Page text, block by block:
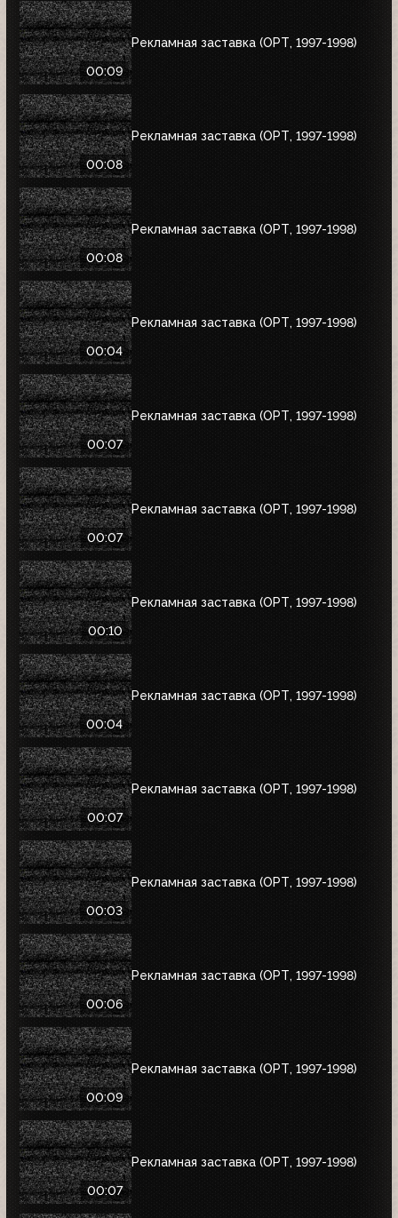
00:09
Рекламная заставка (ОРТ, 1997-1998)
00:08
Рекламная заставка (ОРТ, 1997-1998)
00:08
Рекламная заставка (ОРТ, 1997-1998)
00:04
Рекламная заставка (ОРТ, 1997-1998)
00:07
Рекламная заставка (ОРТ, 1997-1998)
00:07
Рекламная заставка (ОРТ, 1997-1998)
00:10
Рекламная заставка (ОРТ, 1997-1998)
00:04
Рекламная заставка (ОРТ, 1997-1998)
00:07
Рекламная заставка (ОРТ, 1997-1998)
00:03
Рекламная заставка (ОРТ, 1997-1998)
00:06
Рекламная заставка (ОРТ, 1997-1998)
00:09
Рекламная заставка (ОРТ, 1997-1998)
00:07
Рекламная заставка (ОРТ, 1997-1998)